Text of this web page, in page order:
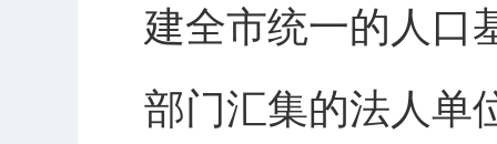
建全市统一的人口
部门汇集的法人单